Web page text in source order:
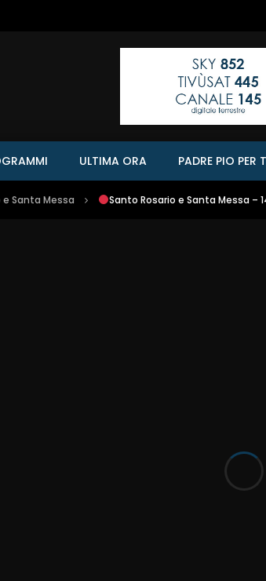
ULTIMA ORA PADRE PIO PER
e Santa Messa Santo Rosario e Santa Messa –